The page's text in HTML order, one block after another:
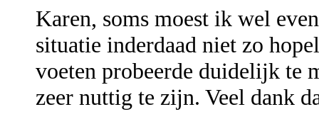
Karen, soms moest ik wel
situatie inderdaad niet zo
voeten probeerde duidelijk te
zeer nuttig te zijn. Veel dank